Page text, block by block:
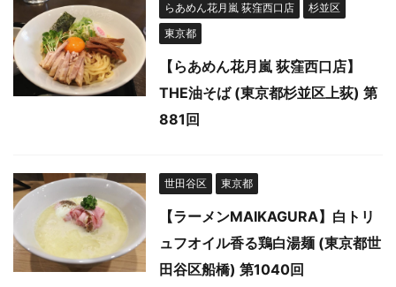
らあめん花月嵐 荻窪西口店
杉並区
東京都
【らあめん花月嵐 荻窪西口店】
THE油そば (東京都杉並区上荻) 第
881回
世田谷区 東京都
【ラーメンMAIKAGURA】白トリ
ュフオイル香る鶏白湯麺 (東京都世
田谷区船橋) 第1040回